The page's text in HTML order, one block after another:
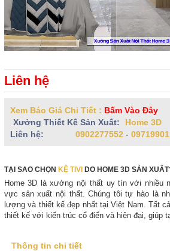
Liên hệ
Xem Báo Giá Chi Tiết : Bấm Vào Đây
Xưởng Thiết Kế Sản Xuất:
Home 3D
Liên hệ:
0902277552 -
TẠI SAO CHỌN KỆ TIVI DO HOME 3D SẢN
Home 3D là xưởng nội thất uy tín với nhiều
vực sản xuất nội thất. Chúng tôi tự hào là
lượng và thiết kế đẹp nhất tại Việt Nam. Tất
thiết kế với kiến trúc cổ điển và hiện đại, giúp
Thông tin chi tiết